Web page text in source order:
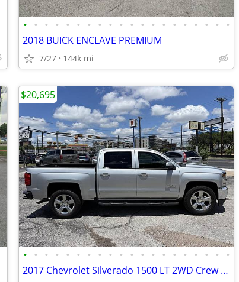
• • • • • • • • • • • • • • • • • • • •
2018 BUICK ENCLAVE PREMIUM
7/27 144k mi
• • • • • • • • • • • • • • • • • • • •
2017 Chevrolet Silverado 1500 LT 2WD Crew V8 1-owner MINT!
$20,695